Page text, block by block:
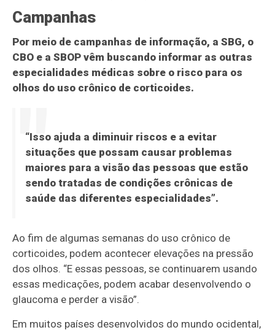
Campanhas
Por meio de campanhas de informação, a SBG, o
CBO e a SBOP vêm buscando informar as outras
especialidades médicas sobre o risco para os
olhos do uso crônico de corticoides.
“Isso ajuda a diminuir riscos e a evitar
situações que possam causar problemas
maiores para a visão das pessoas que estão
sendo tratadas de condições crônicas de
saúde das diferentes especialidades”.
Ao fim de algumas semanas do uso crônico de
corticoides, podem acontecer elevações na pressão
dos olhos. “E essas pessoas, se continuarem usando
essas medicações, podem acabar desenvolvendo o
glaucoma e perder a visão”.
Em muitos países desenvolvidos do mundo ocidental,